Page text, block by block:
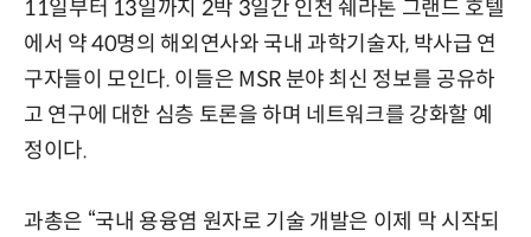
11일부터 13일까지 2박 3일간 인천 쉐라톤 그랜드 호텔
에서 약 40명의 해외연사와 국내 과학기술자, 박사급 연
구자들이 모인다. 이들은 MSR 분야 최신 정보를 공유하
고 연구에 대한 심층 토론을 하며 네트워크를 강화할 예
정이다.
과총은 “국내 용융염 원자로 기술 개발은 이제 막 시작되